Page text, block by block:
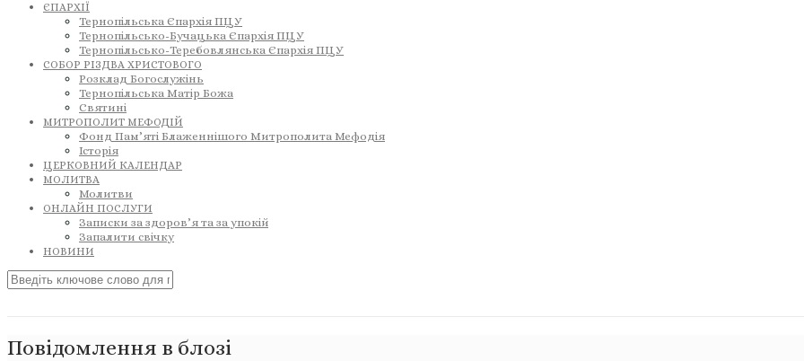
ЄПАРХІЇ
Тернопільська Єпархія ПЦУ
Тернопільсько-Бучацька Єпархія ПЦУ
Тернопільсько-Теребовлянська Єпархія ПЦУ
СОБОР РІЗДВА ХРИСТОВОГО
Розклад Богослужінь
Тернопільська Матір Божа
Святині
МИТРОПОЛИТ МЕФОДІЙ
Фонд Пам’яті Блаженнішого Митрополита Мефодія
Історія
ЦЕРКОВНИЙ КАЛЕНДАР
МОЛИТВА
Молитви
ОНЛАЙН ПОСЛУГИ
Записки за здоров’я та за упокій
Запалити свічку
НОВИНИ
Повідомлення в блозі